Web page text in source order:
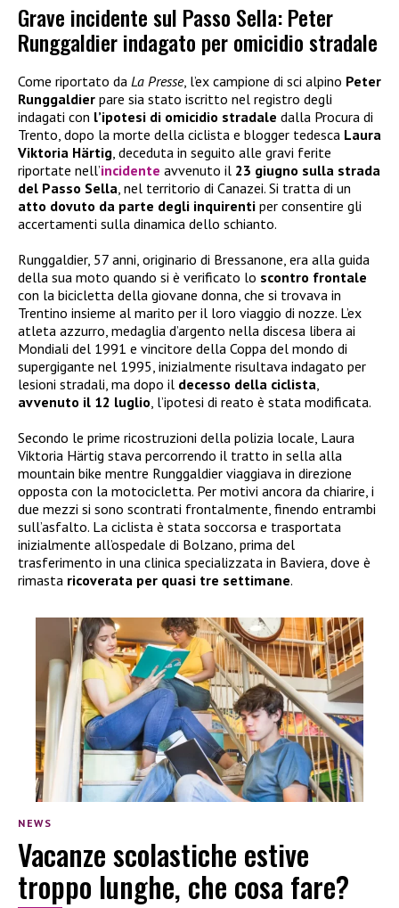
Grave incidente sul Passo Sella: Peter
Runggaldier indagato per omicidio stradale
Come riportato da La Presse, l’ex campione di sci alpino Peter
Runggaldier pare sia stato iscritto nel registro degli
indagati con l’ipotesi di omicidio stradale dalla Procura di
Trento, dopo la morte della ciclista e blogger tedesca Laura
Viktoria Härtig, deceduta in seguito alle gravi ferite
riportate nell’incidente avvenuto il 23 giugno sulla strada
del Passo Sella, nel territorio di Canazei. Si tratta di un
atto dovuto da parte degli inquirenti per consentire gli
accertamenti sulla dinamica dello schianto.
Runggaldier, 57 anni, originario di Bressanone, era alla guida
della sua moto quando si è verificato lo scontro frontale
con la bicicletta della giovane donna, che si trovava in
Trentino insieme al marito per il loro viaggio di nozze. L’ex
atleta azzurro, medaglia d’argento nella discesa libera ai
Mondiali del 1991 e vincitore della Coppa del mondo di
supergigante nel 1995, inizialmente risultava indagato per
lesioni stradali, ma dopo il decesso della ciclista,
avvenuto il 12 luglio, l’ipotesi di reato è stata modificata.
Secondo le prime ricostruzioni della polizia locale, Laura
Viktoria Härtig stava percorrendo il tratto in sella alla
mountain bike mentre Runggaldier viaggiava in direzione
opposta con la motocicletta. Per motivi ancora da chiarire, i
due mezzi si sono scontrati frontalmente, finendo entrambi
sull’asfalto. La ciclista è stata soccorsa e trasportata
inizialmente all’ospedale di Bolzano, prima del
trasferimento in una clinica specializzata in Baviera, dove è
rimasta ricoverata per quasi tre settimane.
NEWS
Vacanze scolastiche estive
troppo lunghe, che cosa fare?